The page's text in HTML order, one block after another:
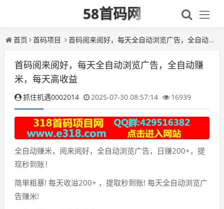
58首码网
首页 首码项目 首码阅来阅好，每天全自动浏览广告，全自动赚米，每天高收益
首码阅来阅好，每天全自动浏览广告，全自动赚
米，每天高收益
抓住机遇0002014 2025-07-30 08:57:14 16939
全自动赚米，阅来阅好，全自动浏览广告，日赚200+，提
现秒到账！
简単粗暴! 每天收溢200+ ，提取秒到账! 每天全自动浏览广
告赚米!